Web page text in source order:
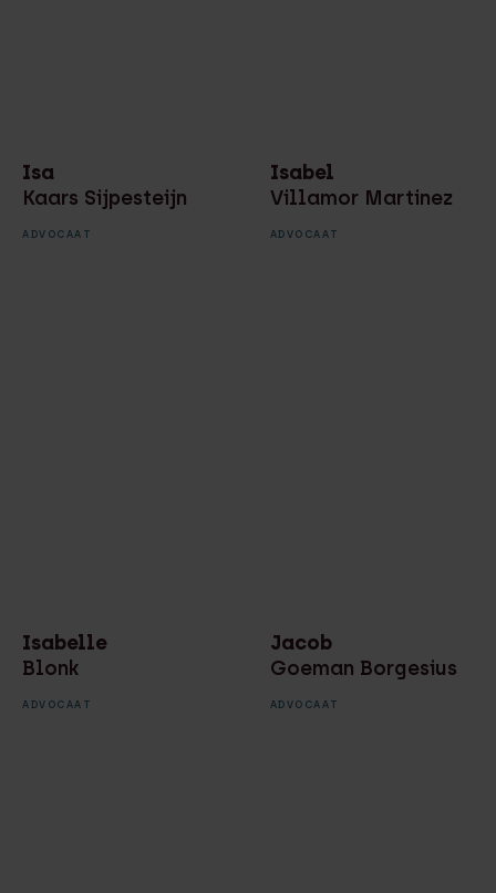
Isa
Kaars Sijpesteijn
ADVOCAAT
Isabel
Villamor Martinez
ADVOCAAT
Isabelle
Blonk
ADVOCAAT
Jacob
Goeman Borgesius
ADVOCAAT